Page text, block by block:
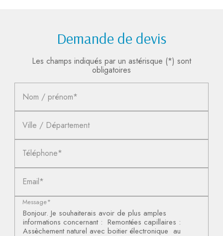
Demande de devis
Les champs indiqués par un astérisque (*) sont
obligatoires
Nom / prénom*
Ville / Département
Téléphone*
Email*
Message*